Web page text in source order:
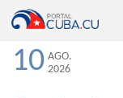
10 AGO.
2026